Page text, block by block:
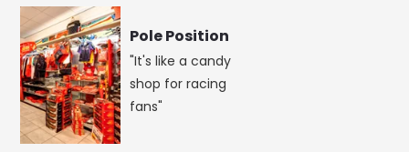
Pole Position
"It's like a candy
shop for racing
fans"